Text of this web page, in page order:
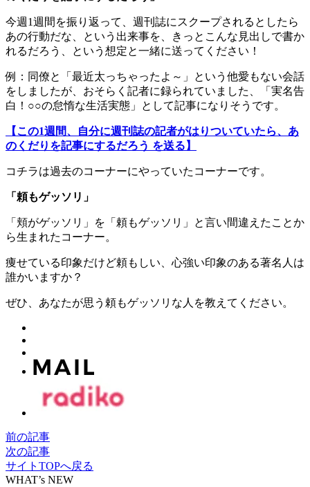
今週1週間を振り返って、週刊誌にスクープされるとしたら
あの行動だな、という出来事を、きっとこんな見出しで書か
れるだろう、という想定と一緒に送ってください！
例：同僚と「最近太っちゃったよ～」という他愛もない会話
をしましたが、おそらく記者に録られていました、「実名告
白！○○の怠惰な生活実態」として記事になりそうです。
【この1週間、自分に週刊誌の記者がはりついていたら、あ
のくだりを記事にするだろう を送る】
コチラは過去のコーナーにやっていたコーナーです。
「頼もゲッソリ」
「頬がゲッソリ」を「頼もゲッソリ」と言い間違えたことか
ら生まれたコーナー。
痩せている印象だけど頼もしい、心強い印象のある著名人は
誰かいますか？
ぜひ、あなたが思う頼もゲッソリな人を教えてください。
前の記事
次の記事
サイトTOPへ戻る
WHAT’s NEW